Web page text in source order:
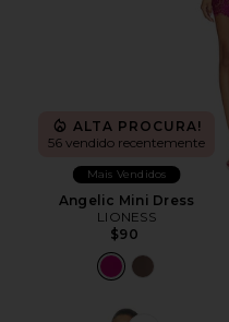
ALTA PROCURA!
56 vendido recentemente
Mais Vendidos
Angelic Mini Dress
LIONESS
$90